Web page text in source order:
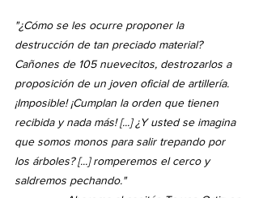
"¿Cómo se les ocurre proponer la
destrucción de tan preciado material?
Cañones de 105 nuevecitos, destrozarlos a
proposición de un joven oficial de artillería.
¡Imposible! ¡Cumplan la orden que tienen
recibida y nada más! [...] ¿Y usted se imagina
que somos monos para salir trepando por
los árboles? [...] romperemos el cerco y
saldremos pechando."